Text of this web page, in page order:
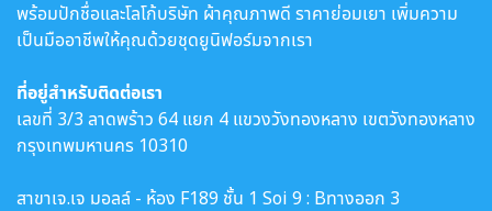
พร้อมปักชื่อและโลโก้บริษัท ผ้าคุณภาพดี ราคาย่อมเยา เพิ่มความ
เป็นมืออาชีพให้คุณด้วยชุดยูนิฟอร์มจากเรา
ที่อยู่สำหรับติดต่อเรา
เลขที่ 3/3 ลาดพร้าว 64 แยก 4 แขวงวังทองหลาง เขตวังทองหลาง
กรุงเทพมหานคร 10310
สาขาเจ.เจ มอลล์ - ห้อง F189 ชั้น 1 Soi 9 : Bทางออก 3